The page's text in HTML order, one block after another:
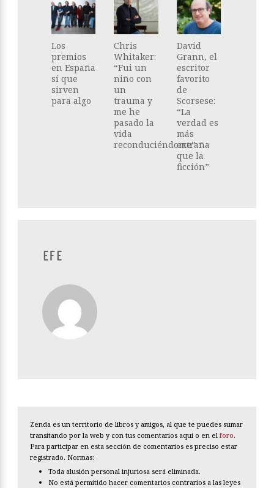
Los
premios
en España
sí que
sirven
para algo
Chris
Whitaker:
“Fui un
niño con
un
trauma y
me he
pasado la
vida
reconduciéndome”
David
Grann, el
escritor
favorito
de
Scorsese:
“La
verdad es
más
extraña
que la
ficción”
EFE
Zenda es un territorio de libros y amigos, al que te puedes sumar
transitando por la web y con tus comentarios aquí o en el foro.
Para participar en esta sección de comentarios es preciso estar
registrado. Normas:
Toda alusión personal injuriosa será eliminada.
No está permitido hacer comentarios contrarios a las leyes